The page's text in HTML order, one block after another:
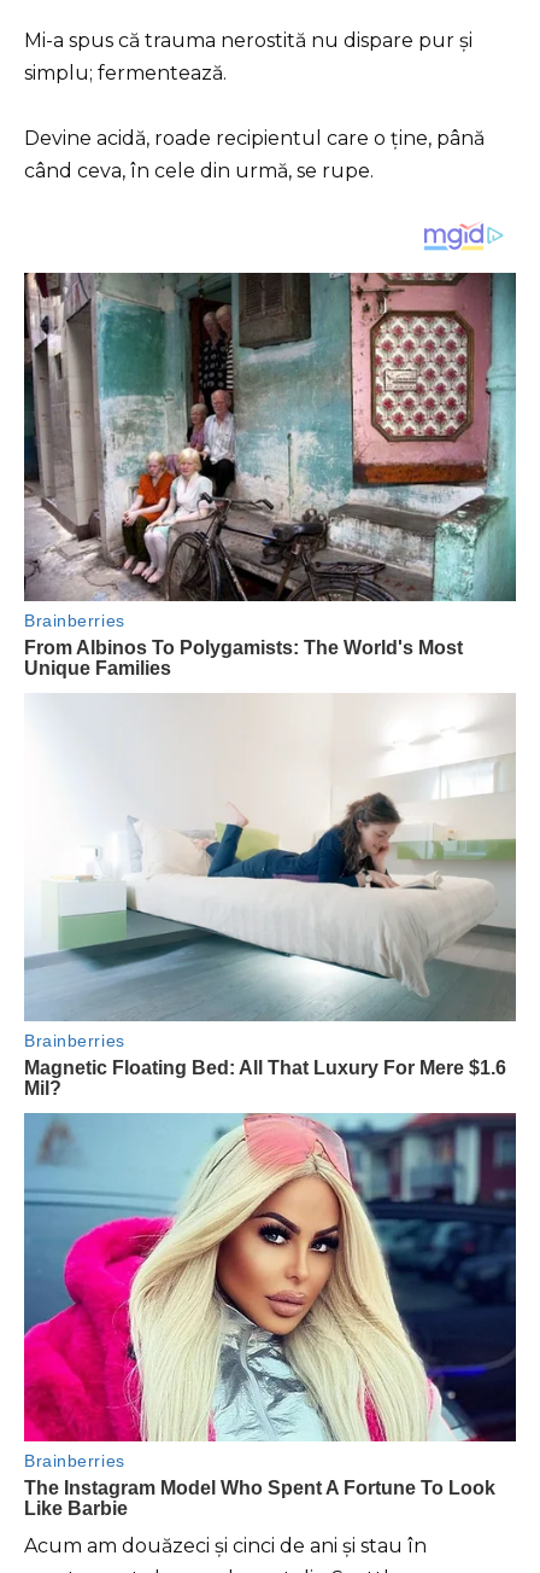
Mi-a spus că trauma nerostită nu dispare pur și
simplu; fermentează.
Devine acidă, roade recipientul care o ține, până
când ceva, în cele din urmă, se rupe.
Acum am douăzeci și cinci de ani și stau în